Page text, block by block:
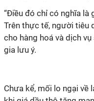
“Điều đó chỉ có nghĩa là
Trên thực tế, người tiêu
cho hàng hoá và dịch
gia lưu ý.
Chưa kể, mối lo ngại về